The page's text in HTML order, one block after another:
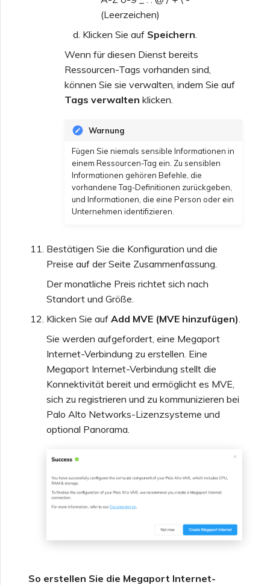
(Leerzeichen)
Klicken Sie auf Speichern
Wenn für diesen Dienst bereits
Ressourcen-Tags vorhanden sind,
können Sie sie verwalten, indem Sie auf
Tags verwalten klicken.
Warnung
Fügen Sie niemals sensible Informationen in
einem Ressourcen-Tag ein. Zu sensiblen
Informationen gehören Befehle, die
vorhandene Tag-Definitionen zurückgeben,
und Informationen, die eine Person oder ein
Unternehmen identifizieren.
Bestätigen Sie die Konfiguration und die
Preise auf der Seite Zusammenfassung.
Der monatliche Preis richtet sich nach
Standort und Größe.
Klicken Sie auf Add MVE (MVE hinzufügen).
Sie werden aufgefordert, eine Megaport
Internet-Verbindung zu erstellen. Eine
Megaport Internet-Verbindung stellt die
Konnektivität bereit und ermöglicht es MVE,
sich zu registrieren und zu kommunizieren bei
Palo Alto Networks-Lizenzsysteme und
optional Panorama.
So erstellen Sie die Megaport Internet-